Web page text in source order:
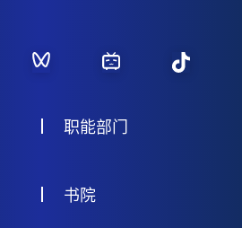
职能部门
书院